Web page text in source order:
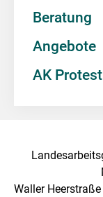
Beratung
Angebote
AK Protest
Waller